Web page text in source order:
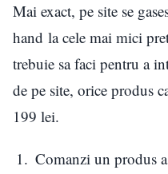
Mai exact, pe site se
hand la cele mai mici
trebuie sa faci pentru a
de pe site, orice produs
199 lei.
Comanzi un produs